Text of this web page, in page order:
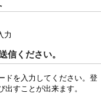
信ください。
ドを入力してください。登
すことが出来ます。